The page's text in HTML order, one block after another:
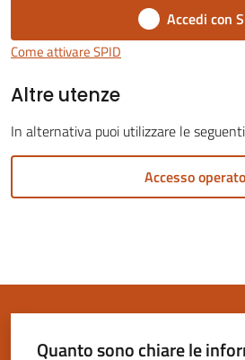
on-
gli
Accedi con
Come attivare SPID
Altre utenze
In alternativa puoi utilizzare le
Accesso
Quanto sono chiare le